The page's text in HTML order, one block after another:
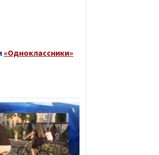
«Одноклассники»